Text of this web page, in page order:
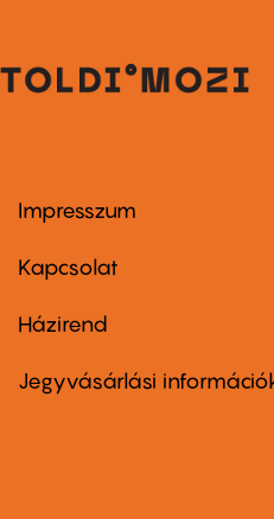
Footer
first
Impresszum
Kapcsolat
Footer
second
Házirend
Jegyvásárlási